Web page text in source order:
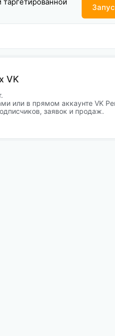
VK
или в прямом аккаунте VK
заявок и продаж.